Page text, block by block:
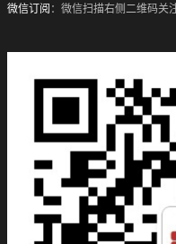
微信订阅 ：微信扫描右侧二维码关